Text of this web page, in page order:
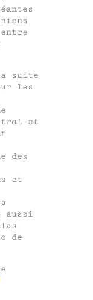
suite
les
et
des
et
aussi
de